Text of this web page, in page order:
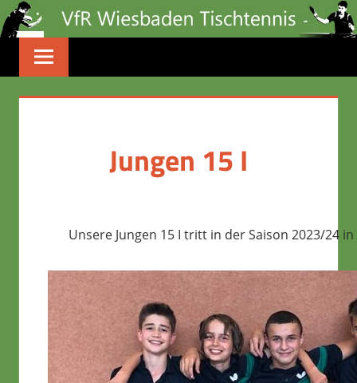
Zum
Inhalt
springen
Jungen 15 I
Unsere Jungen 15 I tritt in der Saison 2023/24